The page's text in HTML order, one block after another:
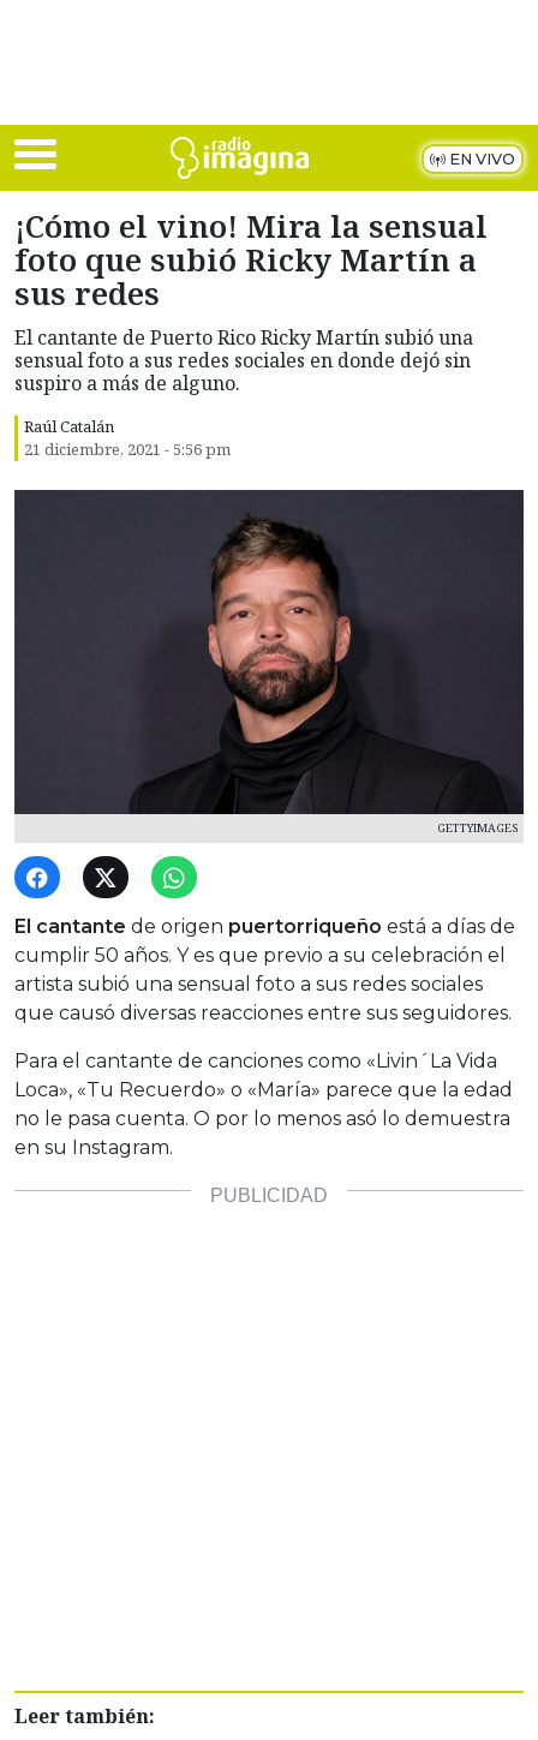
EN VIVO
¡Cómo el vino! Mira la sensual
foto que subió Ricky Martín a
sus redes
El cantante de Puerto Rico Ricky Martín subió una
sensual foto a sus redes sociales en donde dejó sin
suspiro a más de alguno.
Raúl Catalán
21 diciembre, 2021 - 5:56 pm
GETTYIMAGES
El cantante de origen puertorriqueño está a días de
cumplir 50 años. Y es que previo a su celebración el
artista subió una sensual foto a sus redes sociales
que causó diversas reacciones entre sus seguidores.
Para el cantante de canciones como «Livin´La Vida
Loca», «Tu Recuerdo» o «María» parece que la edad
no le pasa cuenta. O por lo menos asó lo demuestra
en su Instagram.
Leer también: